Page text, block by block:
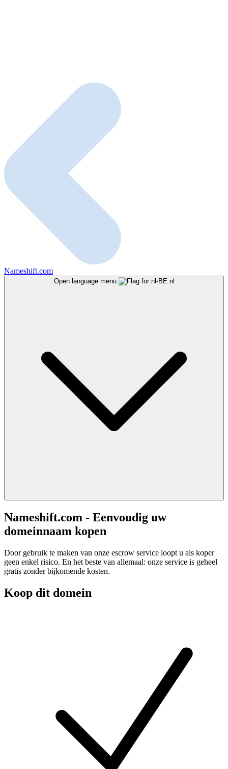
Nameshift.com
Open language menu nl
Nameshift.com - Eenvoudig uw
domeinnaam kopen
Door gebruik te maken van onze escrow service loopt u als koper
geen enkel risico. En het beste van allemaal: onze service is geheel
gratis zonder bijkomende kosten.
Koop dit domein